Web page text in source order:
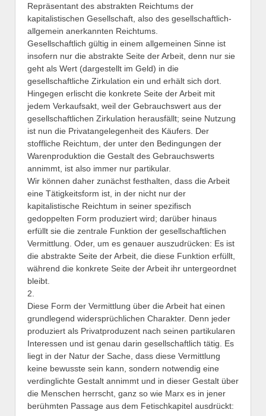
Repräsentant des abstrakten Reichtums der
kapitalistischen Gesellschaft, also des gesellschaftlich-
allgemein anerkannten Reichtums.
Gesellschaftlich gültig in einem allgemeinen Sinne ist
insofern nur die abstrakte Seite der Arbeit, denn nur sie
geht als Wert (dargestellt im Geld) in die
gesellschaftliche Zirkulation ein und erhält sich dort.
Hingegen erlischt die konkrete Seite der Arbeit mit
jedem Verkaufsakt, weil der Gebrauchswert aus der
gesellschaftlichen Zirkulation herausfällt; seine Nutzung
ist nun die Privatangelegenheit des Käufers. Der
stoffliche Reichtum, der unter den Bedingungen der
Warenproduktion die Gestalt des Gebrauchswerts
annimmt, ist also immer nur partikular.
Wir können daher zunächst festhalten, dass die Arbeit
eine Tätigkeitsform ist, in der nicht nur der
kapitalistische Reichtum in seiner spezifisch
gedoppelten Form produziert wird; darüber hinaus
erfüllt sie die zentrale Funktion der gesellschaftlichen
Vermittlung. Oder, um es genauer auszudrücken: Es ist
die abstrakte Seite der Arbeit, die diese Funktion erfüllt,
während die konkrete Seite der Arbeit ihr untergeordnet
bleibt.
2.
Diese Form der Vermittlung über die Arbeit hat einen
grundlegend widersprüchlichen Charakter. Denn jeder
produziert als Privatproduzent nach seinen partikularen
Interessen und ist genau darin gesellschaftlich tätig. Es
liegt in der Natur der Sache, dass diese Vermittlung
keine bewusste sein kann, sondern notwendig eine
verdinglichte Gestalt annimmt und in dieser Gestalt über
die Menschen herrscht, ganz so wie Marx es in jener
berühmten Passage aus dem Fetischkapitel ausdrückt: